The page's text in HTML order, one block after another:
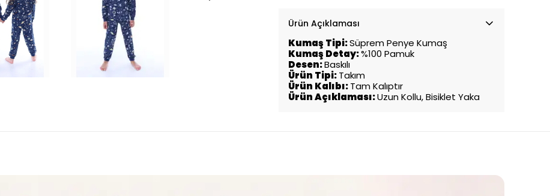
Ürün Açıklaması
Kumaş Tipi:Süprem Penye Kumaş
Kumaş Detay:%100 Pamuk
Desen:Baskılı
Ürün Tipi:Takım
Ürün Kalıbı:Tam Kalıptır
Ürün Açıklaması:Uzun Kollu, Bisiklet Yaka